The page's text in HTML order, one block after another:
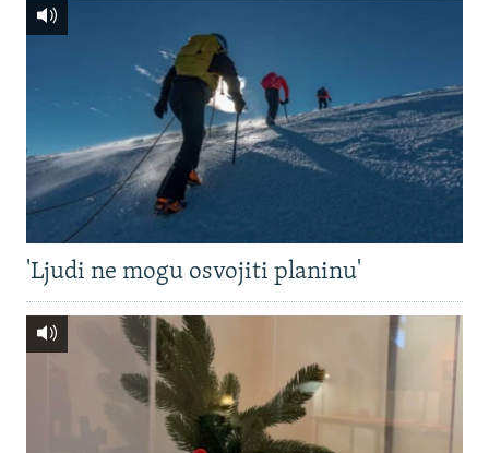
'Ljudi ne mogu osvojiti planinu'